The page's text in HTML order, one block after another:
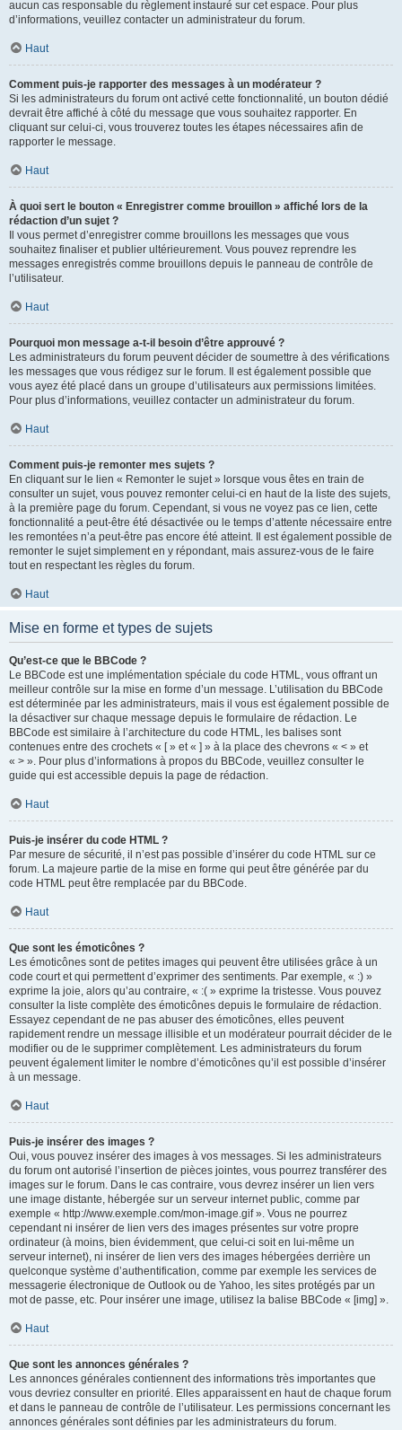
aucun cas responsable du règlement instauré sur cet espace. Pour plus
d’informations, veuillez contacter un administrateur du forum.
Haut
Comment puis-je rapporter des messages à un modérateur ?
Si les administrateurs du forum ont activé cette fonctionnalité, un bouton dédié
devrait être affiché à côté du message que vous souhaitez rapporter. En
cliquant sur celui-ci, vous trouverez toutes les étapes nécessaires afin de
rapporter le message.
Haut
À quoi sert le bouton « Enregistrer comme brouillon » affiché lors de la
rédaction d’un sujet ?
Il vous permet d’enregistrer comme brouillons les messages que vous
souhaitez finaliser et publier ultérieurement. Vous pouvez reprendre les
messages enregistrés comme brouillons depuis le panneau de contrôle de
l’utilisateur.
Haut
Pourquoi mon message a-t-il besoin d’être approuvé ?
Les administrateurs du forum peuvent décider de soumettre à des vérifications
les messages que vous rédigez sur le forum. Il est également possible que
vous ayez été placé dans un groupe d’utilisateurs aux permissions limitées.
Pour plus d’informations, veuillez contacter un administrateur du forum.
Haut
Comment puis-je remonter mes sujets ?
En cliquant sur le lien « Remonter le sujet » lorsque vous êtes en train de
consulter un sujet, vous pouvez remonter celui-ci en haut de la liste des sujets,
à la première page du forum. Cependant, si vous ne voyez pas ce lien, cette
fonctionnalité a peut-être été désactivée ou le temps d’attente nécessaire entre
les remontées n’a peut-être pas encore été atteint. Il est également possible de
remonter le sujet simplement en y répondant, mais assurez-vous de le faire
tout en respectant les règles du forum.
Haut
Mise en forme et types de sujets
Qu’est-ce que le BBCode ?
Le BBCode est une implémentation spéciale du code HTML, vous offrant un
meilleur contrôle sur la mise en forme d’un message. L’utilisation du BBCode
est déterminée par les administrateurs, mais il vous est également possible de
la désactiver sur chaque message depuis le formulaire de rédaction. Le
BBCode est similaire à l’architecture du code HTML, les balises sont
contenues entre des crochets « [ » et « ] » à la place des chevrons « < » et
« > ». Pour plus d’informations à propos du BBCode, veuillez consulter le
guide qui est accessible depuis la page de rédaction.
Haut
Puis-je insérer du code HTML ?
Par mesure de sécurité, il n’est pas possible d’insérer du code HTML sur ce
forum. La majeure partie de la mise en forme qui peut être générée par du
code HTML peut être remplacée par du BBCode.
Haut
Que sont les émoticônes ?
Les émoticônes sont de petites images qui peuvent être utilisées grâce à un
code court et qui permettent d’exprimer des sentiments. Par exemple, « :) »
exprime la joie, alors qu’au contraire, « :( » exprime la tristesse. Vous pouvez
consulter la liste complète des émoticônes depuis le formulaire de rédaction.
Essayez cependant de ne pas abuser des émoticônes, elles peuvent
rapidement rendre un message illisible et un modérateur pourrait décider de le
modifier ou de le supprimer complètement. Les administrateurs du forum
peuvent également limiter le nombre d’émoticônes qu’il est possible d’insérer
à un message.
Haut
Puis-je insérer des images ?
Oui, vous pouvez insérer des images à vos messages. Si les administrateurs
du forum ont autorisé l’insertion de pièces jointes, vous pourrez transférer des
images sur le forum. Dans le cas contraire, vous devrez insérer un lien vers
une image distante, hébergée sur un serveur internet public, comme par
exemple « http://www.exemple.com/mon-image.gif ». Vous ne pourrez
cependant ni insérer de lien vers des images présentes sur votre propre
ordinateur (à moins, bien évidemment, que celui-ci soit en lui-même un
serveur internet), ni insérer de lien vers des images hébergées derrière un
quelconque système d’authentification, comme par exemple les services de
messagerie électronique de Outlook ou de Yahoo, les sites protégés par un
mot de passe, etc. Pour insérer une image, utilisez la balise BBCode « [img] ».
Haut
Que sont les annonces générales ?
Les annonces générales contiennent des informations très importantes que
vous devriez consulter en priorité. Elles apparaissent en haut de chaque forum
et dans le panneau de contrôle de l’utilisateur. Les permissions concernant les
annonces générales sont définies par les administrateurs du forum.